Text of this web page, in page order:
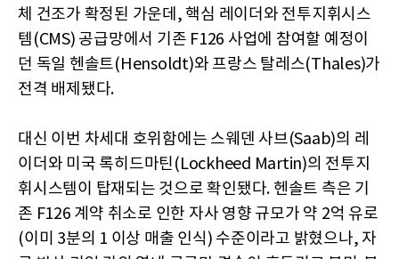
체 건조가 확정된 가운데, 핵심 레이더와 전투지휘시스
템(CMS) 공급망에서 기존 F126 사업에 참여할 예정이
던 독일 헨솔트(Hensoldt)와 프랑스 탈레스(Thales)가
전격 배제됐다.
대신 이번 차세대 호위함에는 스웨덴 사브(Saab)의 레
이더와 미국 록히드마틴(Lockheed Martin)의 전투지
휘시스템이 탑재되는 것으로 확인됐다. 헨솔트 측은 기
존 F126 계약 취소로 인한 자사 영향 규모가 약 2억 유로
(이미 3분의 1 이상 매출 인식) 수준이라고 밝혔으나, 자